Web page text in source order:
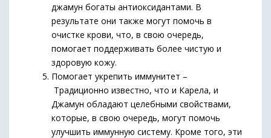
джамун богаты антиоксидантами. В
результате они также могут помочь в
очистке крови, что, в свою очередь,
помогает поддерживать более чистую и
здоровую кожу.
Помогает укрепить иммунитет –
Традиционно известно, что и Карела, и
Джамун обладают целебными свойствами,
которые, в свою очередь, могут помочь
улучшить иммунную систему. Кроме того, эти